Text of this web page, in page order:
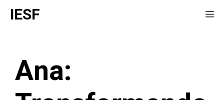
Saltar
IESF
Ana: